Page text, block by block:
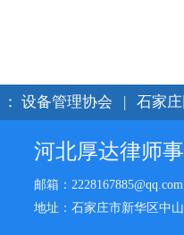
： 设备管理协会 | 石家
河北厚达律师
邮箱：2228167885@qq.com
地址：石家庄市新华区中